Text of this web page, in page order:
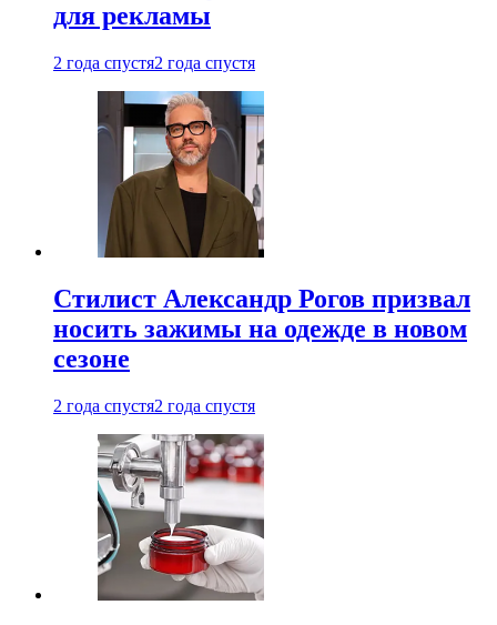
для рекламы
2 года спустя2 года спустя
Стилист Александр Рогов призвал
носить зажимы на одежде в новом
сезоне
2 года спустя2 года спустя